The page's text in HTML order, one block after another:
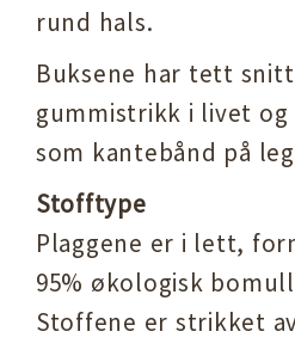
rund hals.
Buksene har tett
gummistrikk i livet
som kantebånd på
Stofftype
Plaggene er i lett,
95% økologisk
Stoffene er strikket